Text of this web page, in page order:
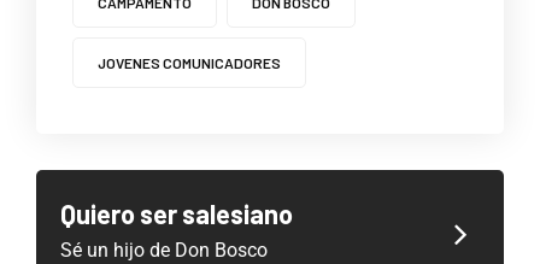
JOVENES COMUNICADORES
Quiero ser salesiano
Sé un hijo de Don Bosco